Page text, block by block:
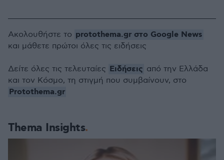
43
seconds
Thema Insights
Ακολουθήστε το protothema.gr στο Google News
και μάθετε πρώτοι όλες τις ειδήσεις
Δείτε όλες τις τελευταίες Ειδήσεις από την Ελλάδα
και τον Κόσμο, τη στιγμή που συμβαίνουν, στο
Protothema.gr